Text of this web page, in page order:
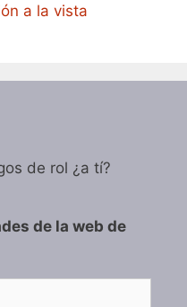
a la vista
de rol ¿a tí?
de la web de